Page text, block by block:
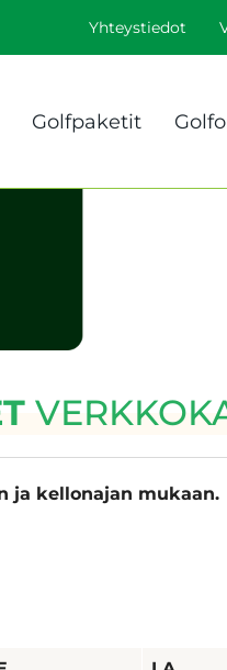
Yhteystiedot
Golfpaketit
ja kellonajan mukaan.